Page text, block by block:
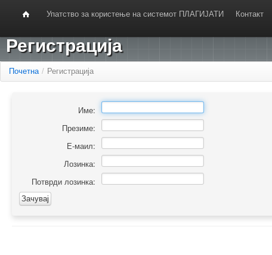
Упатство за користење на системот ПЛАГИЈАТИ Контакт
Регистрација
Почетна / Регистрација
Име:
Презиме:
Е-маил:
Лозинка:
Потврди лозинка: